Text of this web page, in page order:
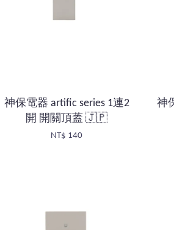
神保電器 artific series 1連2
開 開關頂蓋 🇯🇵
NT$ 140
神